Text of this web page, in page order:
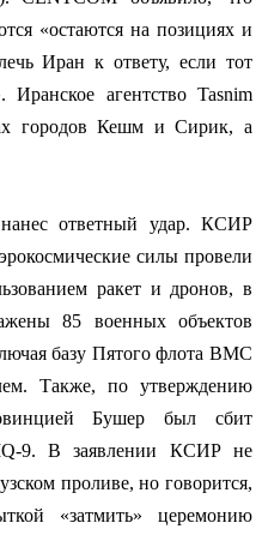
«остаются на позициях и
Иран к ответу, если тот
Иранское агентство Tasnim
городов Кешм и Сирик, а
ответный удар. КСИР
силы провели
ракет и дронов, в
85 военных объектов
базу Пятого флота ВМС
Также, по утверждению
Бушер был сбит
9. В заявлении КСИР не
проливе, но говорится,
«затмить» церемонию